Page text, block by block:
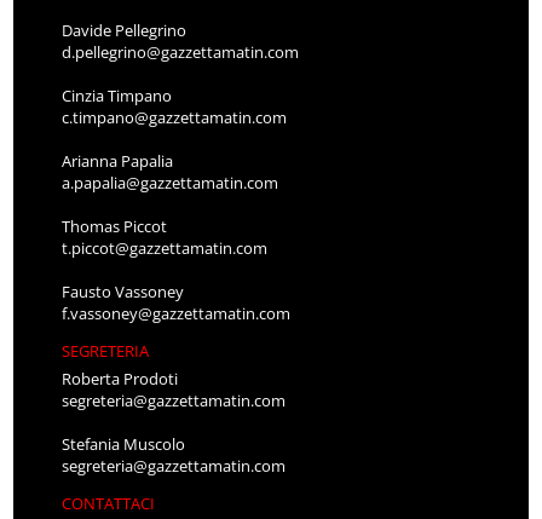
Davide Pellegrino
d.pellegrino@gazzettamatin.com
Cinzia Timpano
c.timpano@gazzettamatin.com
Arianna Papalia
a.papalia@gazzettamatin.com
Thomas Piccot
t.piccot@gazzettamatin.com
Fausto Vassoney
f.vassoney@gazzettamatin.com
SEGRETERIA
Roberta Prodoti
segreteria@gazzettamatin.com
Stefania Muscolo
segreteria@gazzettamatin.com
CONTATTACI